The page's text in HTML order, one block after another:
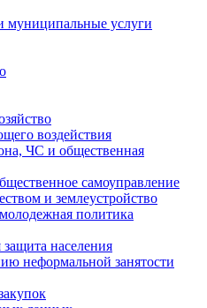
муниципальные услуги
воздействия
ЧС и общественная
самоуправление
и землеустройство
политика
населения
неформальной занятости